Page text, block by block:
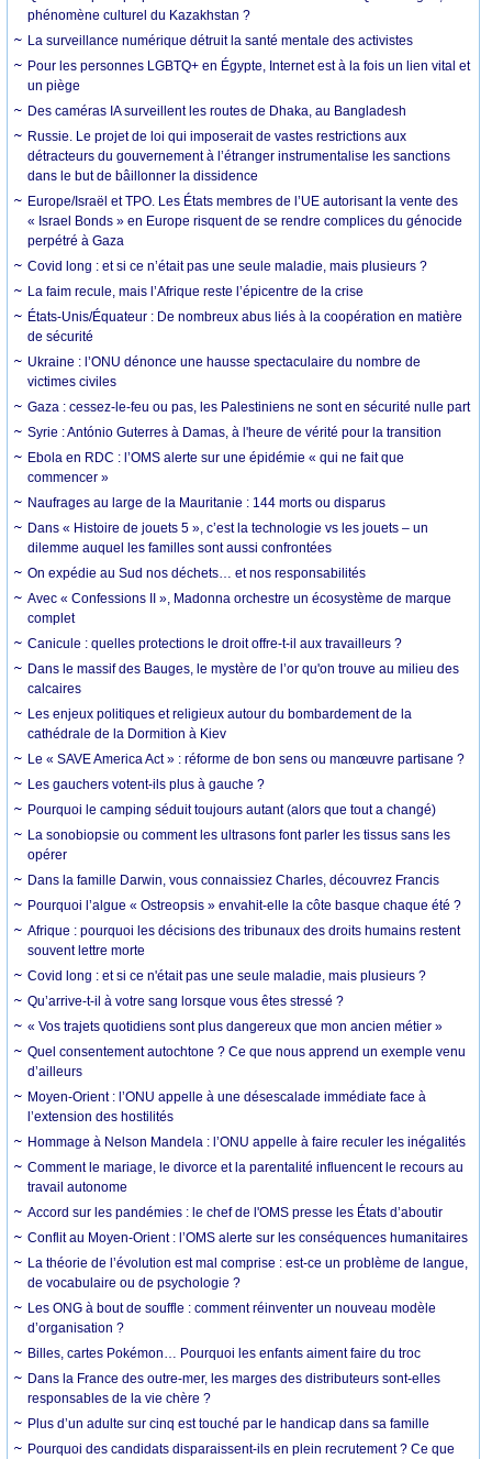
phénomène culturel du Kazakhstan ?
La surveillance numérique détruit la santé mentale des activistes
Pour les personnes LGBTQ+ en Égypte, Internet est à la fois un lien vital et
un piège
Des caméras IA surveillent les routes de Dhaka, au Bangladesh
Russie. Le projet de loi qui imposerait de vastes restrictions aux
détracteurs du gouvernement à l’étranger instrumentalise les sanctions
dans le but de bâillonner la dissidence
Europe/Israël et TPO. Les États membres de l’UE autorisant la vente des
« Israel Bonds » en Europe risquent de se rendre complices du génocide
perpétré à Gaza
Covid long : et si ce n’était pas une seule maladie, mais plusieurs ?
La faim recule, mais l’Afrique reste l’épicentre de la crise
États-Unis/Équateur : De nombreux abus liés à la coopération en matière
de sécurité
Ukraine : l’ONU dénonce une hausse spectaculaire du nombre de
victimes civiles
Gaza : cessez-le-feu ou pas, les Palestiniens ne sont en sécurité nulle part
Syrie : António Guterres à Damas, à l'heure de vérité pour la transition
Ebola en RDC : l’OMS alerte sur une épidémie « qui ne fait que
commencer »
Naufrages au large de la Mauritanie : 144 morts ou disparus
Dans « Histoire de jouets 5 », c’est la technologie vs les jouets – un
dilemme auquel les familles sont aussi confrontées
On expédie au Sud nos déchets… et nos responsabilités
Avec « Confessions II », Madonna orchestre un écosystème de marque
complet
Canicule : quelles protections le droit offre-t-il aux travailleurs ?
Dans le massif des Bauges, le mystère de l’or qu'on trouve au milieu des
calcaires
Les enjeux politiques et religieux autour du bombardement de la
cathédrale de la Dormition à Kiev
Le « SAVE America Act » : réforme de bon sens ou manœuvre partisane ?
Les gauchers votent-ils plus à gauche ?
Pourquoi le camping séduit toujours autant (alors que tout a changé)
La sonobiopsie ou comment les ultrasons font parler les tissus sans les
opérer
Dans la famille Darwin, vous connaissiez Charles, découvrez Francis
Pourquoi l’algue « Ostreopsis » envahit-elle la côte basque chaque été ?
Afrique : pourquoi les décisions des tribunaux des droits humains restent
souvent lettre morte
Covid long : et si ce n'était pas une seule maladie, mais plusieurs ?
Qu’arrive-t-il à votre sang lorsque vous êtes stressé ?
« Vos trajets quotidiens sont plus dangereux que mon ancien métier »
Quel consentement autochtone ? Ce que nous apprend un exemple venu
d’ailleurs
Moyen-Orient : l’ONU appelle à une désescalade immédiate face à
l’extension des hostilités
Hommage à Nelson Mandela : l’ONU appelle à faire reculer les inégalités
Comment le mariage, le divorce et la parentalité influencent le recours au
travail autonome
Accord sur les pandémies : le chef de l'OMS presse les États d’aboutir
Conflit au Moyen-Orient : l’OMS alerte sur les conséquences humanitaires
La théorie de l’évolution est mal comprise : est-ce un problème de langue,
de vocabulaire ou de psychologie ?
Les ONG à bout de souffle : comment réinventer un nouveau modèle
d’organisation ?
Billes, cartes Pokémon… Pourquoi les enfants aiment faire du troc
Dans la France des outre-mer, les marges des distributeurs sont-elles
responsables de la vie chère ?
Plus d’un adulte sur cinq est touché par le handicap dans sa famille
Pourquoi des candidats disparaissent-ils en plein recrutement ? Ce que